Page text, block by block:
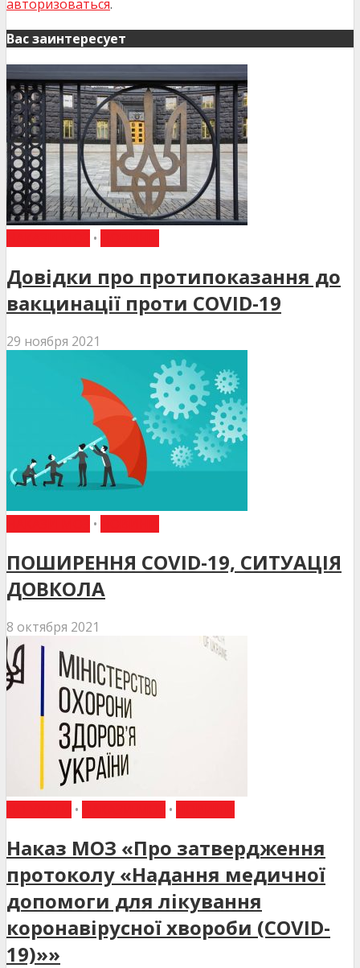
авторизоваться.
Вас заинтересует
•
Довідки про протипоказання до
вакцинації проти COVID-19
29 ноября 2021
•
ПОШИРЕННЯ COVID-19, СИТУАЦІЯ
ДОВКОЛА
8 октября 2021
• •
Наказ МОЗ «Про затвердження
протоколу «Надання медичної
допомоги для лікування
коронавірусної хвороби (COVID-
19)»»